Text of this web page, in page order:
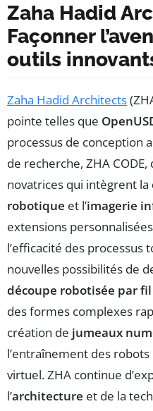
Zaha Hadid
Façonner
outils
Zaha Hadid Architects
pointe telles que
processus de conception
de recherche, ZHA
novatrices qui intègrent la
robotique et l’imagerie
extensions
l’efficacité des processus
nouvelles possibilités de
découpe robotisée par
des formes complexes
création de jumeaux
l’entraînement des
virtuel. ZHA continue
l’architecture et de la